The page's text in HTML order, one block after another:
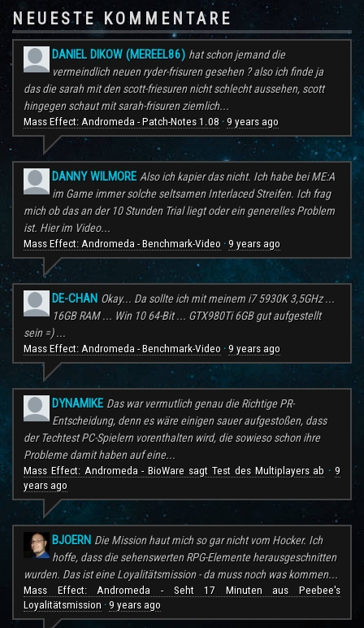
NEUESTE KOMMENTARE
DANIEL DIKOW (MEREEL86) hat schon jemand die
vermeindlich neuen ryder-frisuren gesehen ? also ich finde ja
das die sarah mit den scott-friesuren nicht schlecht aussehen, scott
hingegen schaut mit sarah-frisuren ziemlich...
Mass Effect: Andromeda - Patch-Notes 1.08 · 9 years ago
DANNY WILMORE Also ich kapier das nicht. Ich habe bei ME:A
im Game immer solche seltsamen Interlaced Streifen. Ich frag
mich ob das an der 10 Stunden Trial liegt oder ein generelles Problem
ist. Hier im Video...
Mass Effect: Andromeda - Benchmark-Video · 9 years ago
DE-CHAN Okay... Da sollte ich mit meinem i7 5930K 3,5GHz ...
16GB RAM ... Win 10 64-Bit ... GTX980Ti 6GB gut aufgestellt
sein =) ...
Mass Effect: Andromeda - Benchmark-Video · 9 years ago
DYNAMIKE Das war vermutlich genau die Richtige PR-
Entscheidung, denn es wäre einigen sauer aufgestoßen, dass
der Techtest PC-Spielern vorenthalten wird, die sowieso schon ihre
Probleme damit haben auf eine...
Mass Effect: Andromeda - BioWare sagt Test des Multiplayers ab ·9
years ago
BJOERN Die Mission haut mich so gar nicht vom Hocker. Ich
hoffe, dass die sehenswerten RPG-Elemente herausgeschnitten
wurden. Das ist eine Loyalitätsmission - da muss noch was kommen...
Mass Effect: Andromeda - Seht 17 Minuten aus Peebee's
Loyalitätsmission · 9 years ago